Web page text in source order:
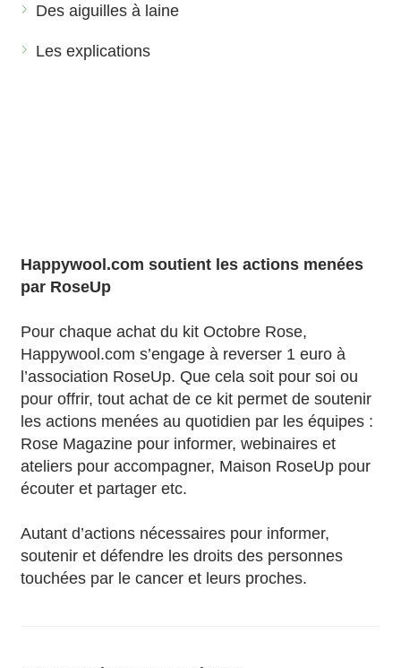
Des aiguilles à laine
Les explications
Happywool.com soutient les actions menées
par RoseUp
Pour chaque achat du kit Octobre Rose,
Happywool.com s’engage à reverser 1 euro à
l’association RoseUp. Que cela soit pour soi ou
pour offrir, tout achat de ce kit permet de soutenir
les actions menées au quotidien par les équipes :
Rose Magazine pour informer, webinaires et
ateliers pour accompagner, Maison RoseUp pour
écouter et partager etc.
Autant d’actions nécessaires pour informer,
soutenir et défendre les droits des personnes
touchées par le cancer et leurs proches.